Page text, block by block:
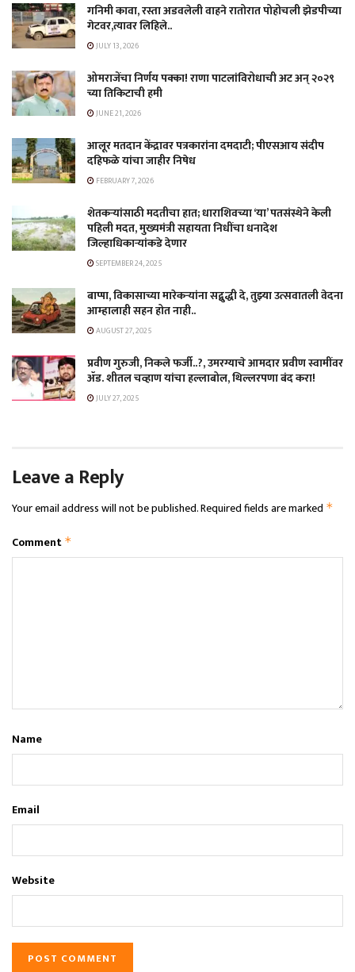
गनिमी कावा, रस्ता अडवलेली वाहने रातोरात पोहोचली झेडपीच्या
गेटवर,त्यावर लिहिले..
JULY 13, 2026
ओमराजेंचा निर्णय पक्का! राणा पाटलांविरोधाची अट अन् २०२९
च्या तिकिटाची हमी
JUNE 21, 2026
आलूर मतदान केंद्रावर पत्रकारांना दमदाटी; पीएसआय संदीप
दहिफळे यांचा जाहीर निषेध
FEBRUARY 7, 2026
शेतकऱ्यांसाठी मदतीचा हात; धाराशिवच्या ‘या’ पतसंस्थेने केली
पहिली मदत, मुख्यमंत्री सहायता निधींचा धनादेश
जिल्हाधिकाऱ्यांकडे देणार
SEPTEMBER 24, 2025
बाप्पा, विकासाच्या मारेकऱ्यांना सद्बुद्धी दे, तुझ्या उत्सवातली वेदना
आम्हालाही सहन होत नाही..
AUGUST 27, 2025
प्रवीण गुरुजी, निकले फर्जी..?, उमरग्याचे आमदार प्रवीण स्वामींवर
ॲड. शीतल चव्हाण यांचा हल्लाबोल, थिल्लरपणा बंद करा!
JULY 27, 2025
Leave a Reply
Your email address will not be published.Required fields are marked *
Comment *
Name
Email
Website